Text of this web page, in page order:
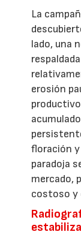
La
lado, una
erosión
floración y
paradoja
mercado,
costoso y